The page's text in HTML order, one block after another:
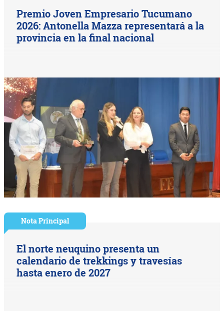
Premio Joven Empresario Tucumano
2026: Antonella Mazza representará a la
provincia en la final nacional
Nota Principal
El norte neuquino presenta un
calendario de trekkings y travesías
hasta enero de 2027